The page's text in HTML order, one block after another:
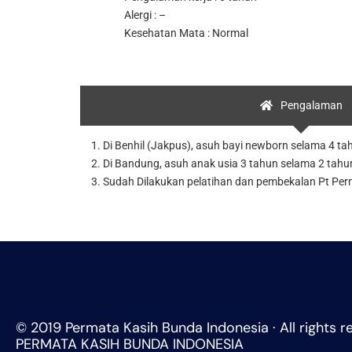
Alergi : –
Kesehatan Mata : Normal
Pengalaman
1. Di Benhil (Jakpus), asuh bayi newborn selama 4
2. Di Bandung, asuh anak usia 3 tahun selama 2
3. Sudah Dilakukan pelatihan dan pembekalan Pt
© 2019 Permata Kasih Bunda Indonesia · All rights
PERMATA KASIH BUNDA INDONESIA